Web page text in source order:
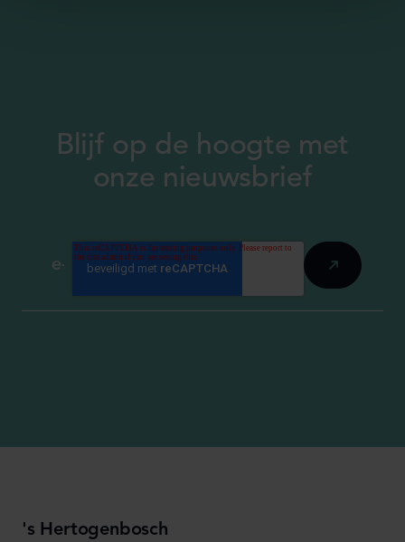
Blijf op de hoogte met
onze nieuwsbrief
's Hertogenbosch